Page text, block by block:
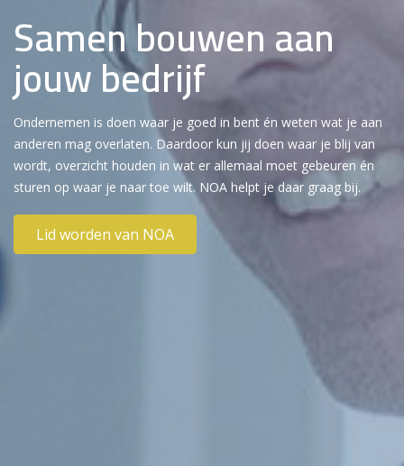
Samen bouwen aan
jouw bedrijf
Ondernemen is doen waar je goed in bent én weten wat je aan
anderen mag overlaten. Daardoor kun jij doen waar je blij van
wordt, overzicht houden in wat er allemaal moet gebeuren én
sturen op waar je naar toe wilt. NOA helpt je daar graag bij.
Lid worden van NOA